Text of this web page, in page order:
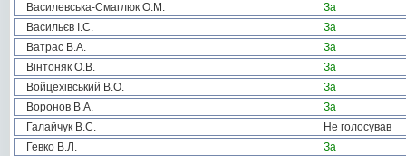
Василевська-Смаглюк О.М.
За
Васильєв І.С.
За
Ватрас В.А.
За
Вінтоняк О.В.
За
Войцехівський В.О.
За
Воронов В.А.
За
Галайчук В.С.
Не голосував
Гевко В.Л.
За